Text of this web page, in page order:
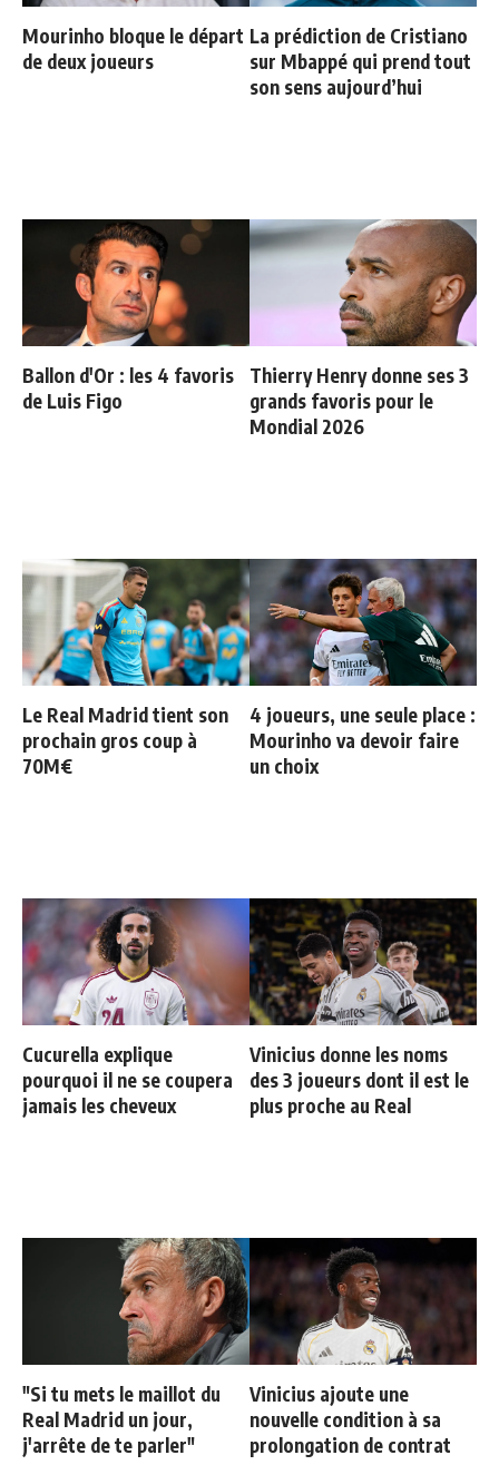
Mourinho bloque le départ
de deux joueurs
La prédiction de Cristiano
sur Mbappé qui prend tout
son sens aujourd’hui
Ballon d'Or : les 4 favoris
de Luis Figo
Thierry Henry donne ses 3
grands favoris pour le
Mondial 2026
Le Real Madrid tient son
prochain gros coup à
70M€
4 joueurs, une seule place :
Mourinho va devoir faire
un choix
Cucurella explique
pourquoi il ne se coupera
jamais les cheveux
Vinicius donne les noms
des 3 joueurs dont il est le
plus proche au Real
"Si tu mets le maillot du
Real Madrid un jour,
j'arrête de te parler"
Vinicius ajoute une
nouvelle condition à sa
prolongation de contrat